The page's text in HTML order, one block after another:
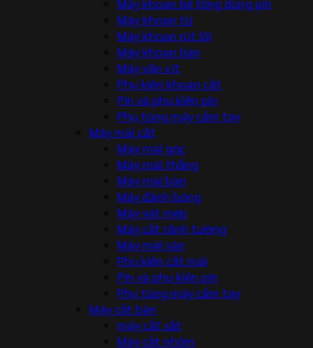
Máy khoan bê tông dùng pin
Máy khoan từ
Máy khoan rút lõi
Máy khoan bàn
Máy vặn vít
Phụ kiện khoan cắt
Pin và phụ kiện pin
Phụ tùng máy cầm tay
Máy mài cắt
Máy mài góc
Máy mài thẳng
Máy mài bàn
Máy đánh bóng
Máy vát mép
Máy cắt rãnh tường
Máy mài sàn
Phụ kiện cắt mài
Pin và phụ kiện pin
Phụ tùng máy cầm tay
Máy cắt bàn
máy cắt sắt
Máy cắt nhôm